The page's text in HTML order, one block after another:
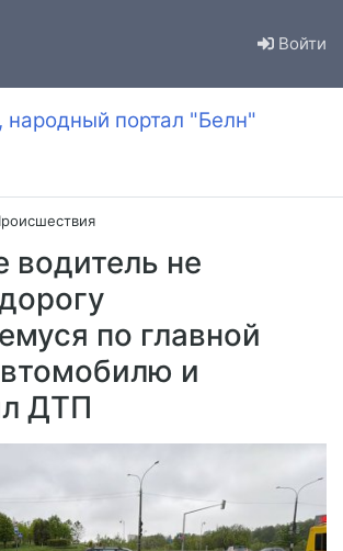
Войти
народный портал "Белн"
водитель не
по главной
и
ДТП